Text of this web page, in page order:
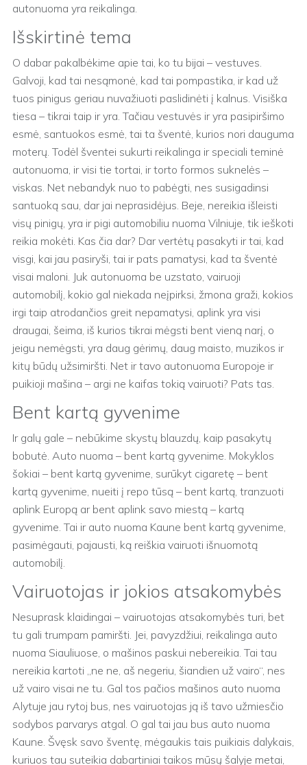
autonuoma yra reikalinga.
Išskirtinė tema
O dabar pakalbėkime apie tai, ko tu bijai – vestuves.
Galvoji, kad tai nesąmonė, kad tai pompastika, ir kad už
tuos pinigus geriau nuvažiuoti paslidinėti į kalnus. Visiška
tiesa – tikrai taip ir yra. Tačiau vestuvės ir yra pasipiršimo
esmė, santuokos esmė, tai ta šventė, kurios nori dauguma
moterų. Todėl šventei sukurti reikalinga ir speciali teminė
autonuoma, ir visi tie tortai, ir torto formos suknelės –
viskas. Net nebandyk nuo to pabėgti, nes susigadinsi
santuoką sau, dar jai neprasidėjus. Beje, nereikia išleisti
visų pinigų, yra ir pigi automobiliu nuoma Vilniuje, tik ieškoti
reikia mokėti. Kas čia dar? Dar vertėtų pasakyti ir tai, kad
visgi, kai jau pasiryši, tai ir pats pamatysi, kad ta šventė
visai maloni. Juk autonuoma be uzstato, vairuoji
automobilį, kokio gal niekada neįpirksi, žmona graži, kokios
irgi taip atrodančios greit nepamatysi, aplink yra visi
draugai, šeima, iš kurios tikrai mėgsti bent vieną narį, o
jeigu nemėgsti, yra daug gėrimų, daug maisto, muzikos ir
kitų būdų užsimiršti. Net ir tavo autonuoma Europoje ir
puikioji mašina – argi ne kaifas tokią vairuoti? Pats tas.
Bent kartą gyvenime
Ir galų gale – nebūkime skystų blauzdų, kaip pasakytų
bobutė. Auto nuoma – bent kartą gyvenime. Mokyklos
šokiai – bent kartą gyvenime, surūkyt cigaretę – bent
kartą gyvenime, nueiti į repo tūsą – bent kartą, tranzuoti
aplink Europą ar bent aplink savo miestą – kartą
gyvenime. Tai ir auto nuoma Kaune bent kartą gyvenime,
pasimėgauti, pajausti, ką reiškia vairuoti išnuomotą
automobilį.
Vairuotojas ir jokios atsakomybės
Nesuprask klaidingai – vairuotojas atsakomybės turi, bet
tu gali trumpam pamiršti. Jei, pavyzdžiui, reikalinga auto
nuoma Siauliuose, o mašinos paskui nebereikia. Tai tau
nereikia kartoti „ne ne, aš negeriu, šiandien už vairo“, nes
už vairo visai ne tu. Gal tos pačios mašinos auto nuoma
Alytuje jau rytoj bus, nes vairuotojas ją iš tavo užmiesčio
sodybos parvarys atgal. O gal tai jau bus auto nuoma
Kaune. Švęsk savo šventę, mėgaukis tais puikiais dalykais,
kuriuos tau suteikia dabartiniai taikos mūsų šalyje metai,